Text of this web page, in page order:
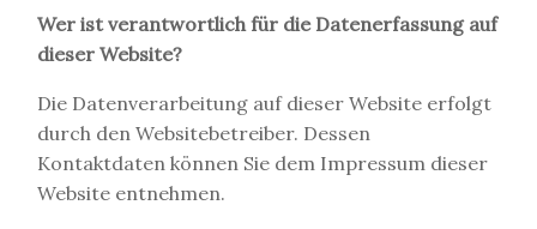
Wer ist verantwortlich für die Datenerfassung auf
dieser Website?
Die Datenverarbeitung auf dieser Website erfolgt
durch den Websitebetreiber. Dessen
Kontaktdaten können Sie dem Impressum dieser
Website entnehmen.